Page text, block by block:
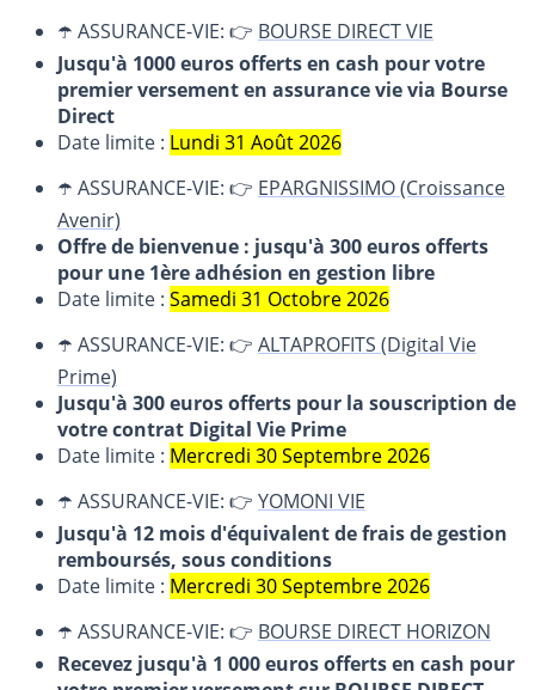
☂️ ASSURANCE-VIE: 👉 BOURSE DIRECT VIE
Jusqu'à 1000 euros offerts en cash pour votre
premier versement en assurance vie via Bourse
Direct
Date limite : Lundi 31 Août 2026
☂️ ASSURANCE-VIE: 👉 EPARGNISSIMO (Croissance
Avenir)
Offre de bienvenue : jusqu'à 300 euros offerts
pour une 1ère adhésion en gestion libre
Date limite : Samedi 31 Octobre 2026
☂️ ASSURANCE-VIE: 👉 ALTAPROFITS (Digital Vie
Prime)
Jusqu'à 300 euros offerts pour la souscription de
votre contrat Digital Vie Prime
Date limite : Mercredi 30 Septembre 2026
☂️ ASSURANCE-VIE: 👉 YOMONI VIE
Jusqu'à 12 mois d'équivalent de frais de gestion
remboursés, sous conditions
Date limite : Mercredi 30 Septembre 2026
☂️ ASSURANCE-VIE: 👉 BOURSE DIRECT HORIZON
Recevez jusqu'à 1 000 euros offerts en cash pour